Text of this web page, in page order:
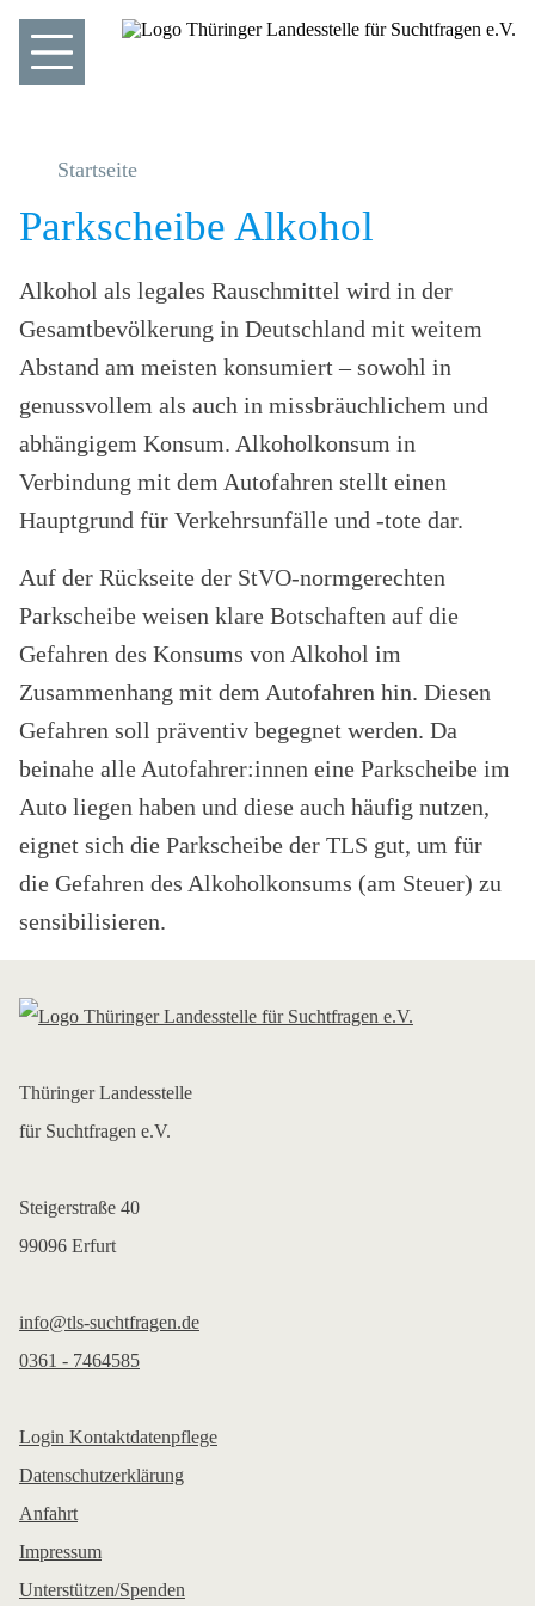
Startseite
Parkscheibe Alkohol
Alkohol als legales Rauschmittel wird in der
Gesamtbevölkerung in Deutschland mit weitem
Abstand am meisten konsumiert – sowohl in
genussvollem als auch in missbräuchlichem und
abhängigem Konsum. Alkoholkonsum in
Verbindung mit dem Autofahren stellt einen
Hauptgrund für Verkehrsunfälle und -tote dar.
Auf der Rückseite der StVO-normgerechten
Parkscheibe weisen klare Botschaften auf die
Gefahren des Konsums von Alkohol im
Zusammenhang mit dem Autofahren hin. Diesen
Gefahren soll präventiv begegnet werden. Da
beinahe alle Autofahrer:innen eine Parkscheibe im
Auto liegen haben und diese auch häufig nutzen,
eignet sich die Parkscheibe der TLS gut, um für
die Gefahren des Alkoholkonsums (am Steuer) zu
sensibilisieren.
Thüringer Landesstelle
für Suchtfragen e.V.
Steigerstraße 40
99096 Erfurt
info@tls-suchtfragen.de
0361 - 7464585
Login Kontaktdatenpflege
Datenschutzerklärung
Anfahrt
Impressum
Unterstützen/Spenden